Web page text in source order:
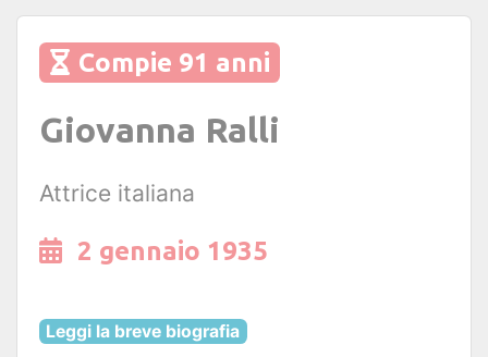
Compie 91 anni
Giovanna Ralli
Attrice italiana
2 gennaio 1935
Leggi la breve biografia